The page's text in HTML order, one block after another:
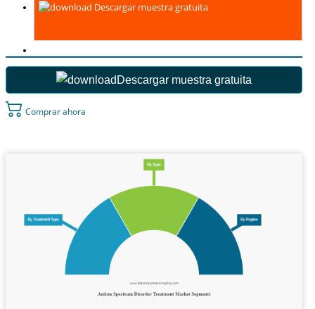
Descargar muestra gratuita
Descargar muestra gratuita
Comprar ahora